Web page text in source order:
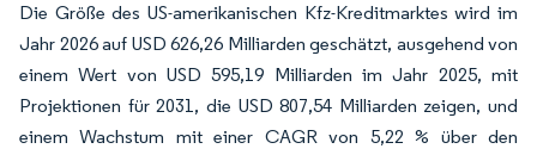
Die Größe des US-amerikanischen Kfz-Kreditmarktes wird im
Jahr 2026 auf USD 626,26 Milliarden geschätzt, ausgehend von
einem Wert von USD 595,19 Milliarden im Jahr 2025, mit
Projektionen für 2031, die USD 807,54 Milliarden zeigen, und
einem Wachstum mit einer CAGR von 5,22 % über den